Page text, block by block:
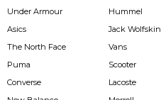
Under Armour
Asics
The North Face
Puma
Converse
Hummel
Jack Wolfskin
Vans
Scooter
Lacoste